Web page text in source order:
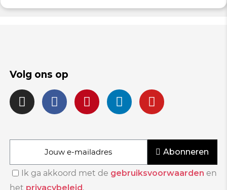
Volg ons op
Abonneren
Ik ga akkoord met de gebruiksvoorwaarden en
het privacybeleid.